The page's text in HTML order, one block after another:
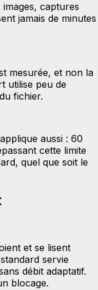
captures
jamais de minutes
mesurée, et non la
utilise peu de
fichier.
aussi : 60
cette limite
quel que soit le
et se lisent
servie
débit adaptatif.
blocage.